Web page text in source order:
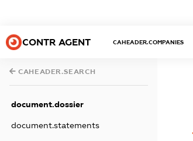
CONTR AGENT CAHEADER.COMPANIES
CAHEADER.SEARCH
document.dossier
document.statements